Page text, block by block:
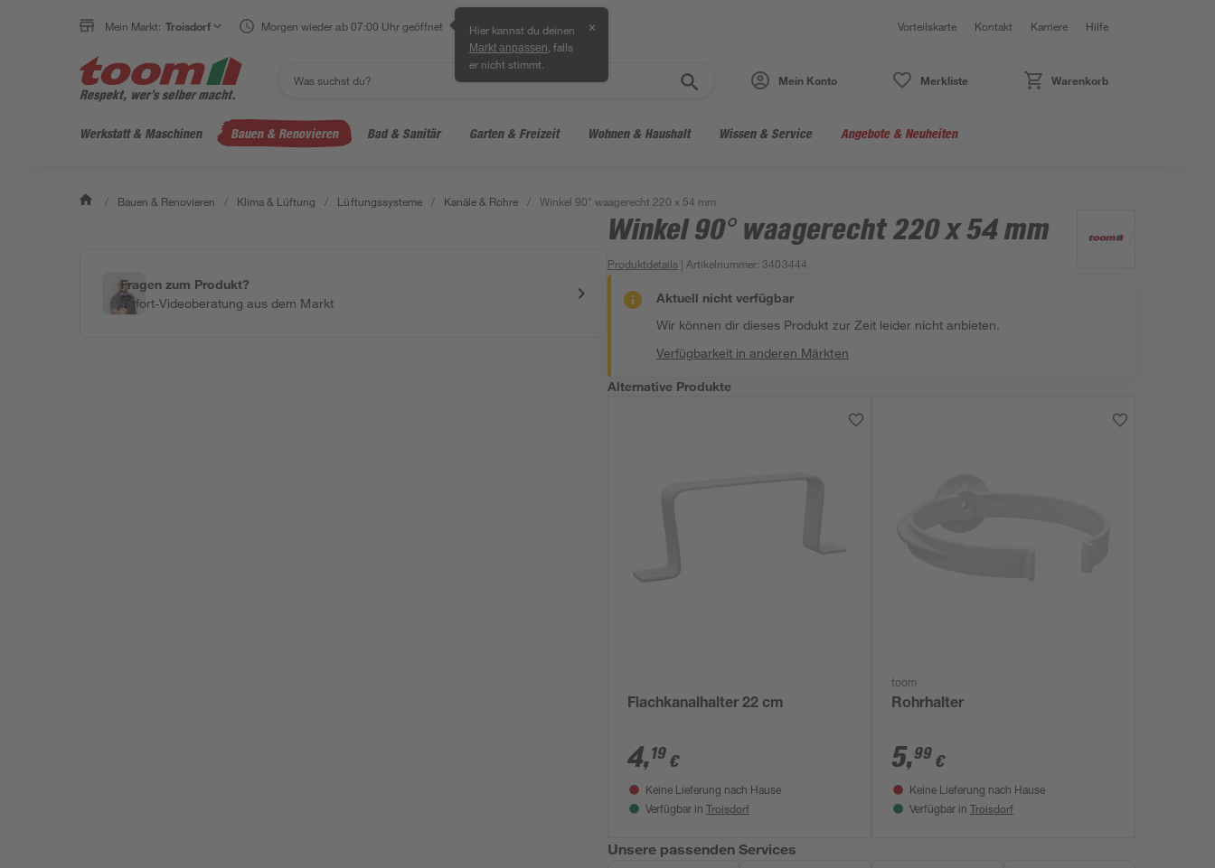
Mein Markt: Troisdorf Morgen wieder ab 07:00 Uhr geöffnet Hier kannst du deinen
Markt anpassen , falls
er nicht stimmt.
✕ Vorteilskarte Kontakt Karriere Hilfe
Mein Konto Merkliste Warenkorb
Werkstatt & Maschinen Bauen & Renovieren Bad & Sanitär Garten & Freizeit Wohnen & Haushalt Wissen & Service Angebote & Neuheiten
/ Bauen & Renovieren / Klima & Lüftung / Lüftungssysteme / Kanäle & Rohre / Winkel 90° waagerecht 220 x 54 mm
Fragen zum Produkt?
Sofort-Videoberatung aus dem Markt
Winkel 90° waagerecht 220 x 54 mm
Produktdetails | Artikelnummer:3403444
Aktuell nicht verfügbar
Wir können dir dieses Produkt zur Zeit leider nicht anbieten.
Verfügbarkeit in anderen Märkten
Alternative Produkte
Flachkanalhalter 22 cm
4,19 €
Keine Lieferung nach Hause
Verfügbar in Troisdorf
toom
Rohrhalter
5,99 €
Keine Lieferung nach Hause
Verfügbar in Troisdorf
Unsere passenden Services